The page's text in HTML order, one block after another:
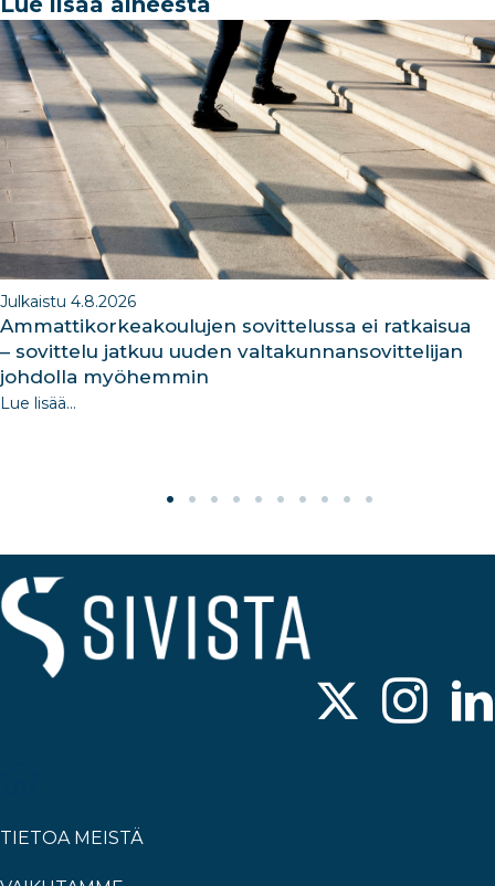
b
o
o
k
dI
n
ra
m
dI
n
Julkaistu 4.8.2026
Ammattikorkeakoulujen sovittelussa ei ratkaisua
– sovittelu jatkuu uuden valtakunnansovittelijan
johdolla myöhemmin
Lue lisää...
TIETOA MEISTÄ